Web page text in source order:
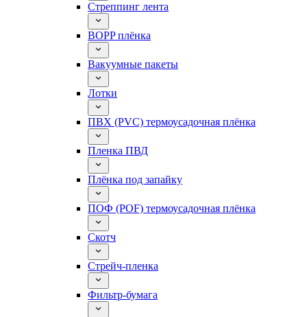
Стреппинг лента
BOPP плёнка
Вакуумные пакеты
Лотки
ПВХ (PVC) термоусадочная плёнка
Пленка ПВД
Плёнка под запайку
ПОФ (POF) термоусадочная плёнка
Скотч
Стрейч-пленка
Фильтр-бумага